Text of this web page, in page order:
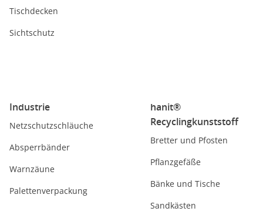
Tischdecken
Sichtschutz
Industrie
Netzschutzschläuche
Absperrbänder
Warnzäune
Palettenverpackung
hanit®
Recyclingkunststoff
Bretter und Pfosten
Pflanzgefäße
Bänke und Tische
Sandkästen